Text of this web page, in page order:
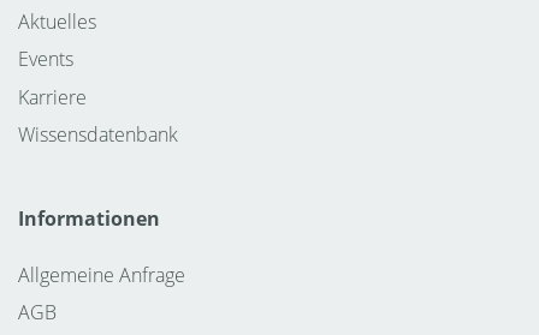
Aktuelles
Events
Karriere
Wissensdatenbank
Informationen
Allgemeine Anfrage
AGB